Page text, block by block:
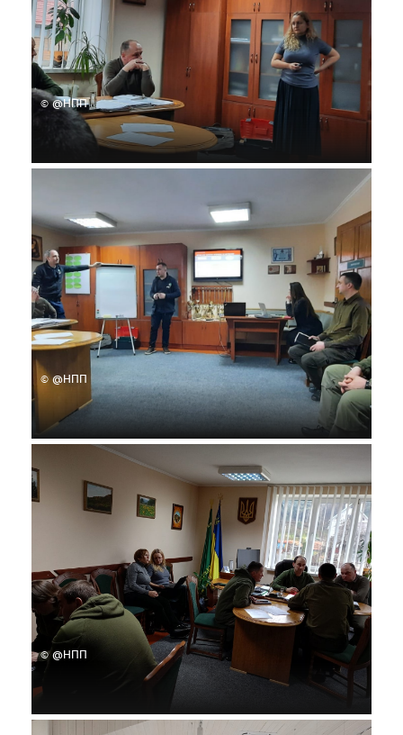
© @НПП
© @НПП
© @НПП